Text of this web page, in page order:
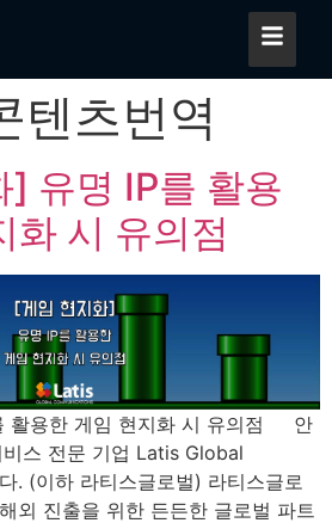
텐츠번역
유명 IP를 활용
화 시 유의점
활용한 게임 현지화 시 유의점 안
스 전문 기업 Latis Global
. (이하 라티스글로벌) 라티스글로
외 진출을 위한 든든한 글로벌 파트